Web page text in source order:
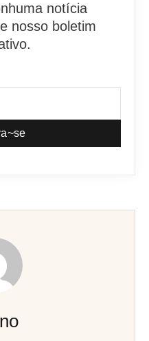
notícia
nosso boletim